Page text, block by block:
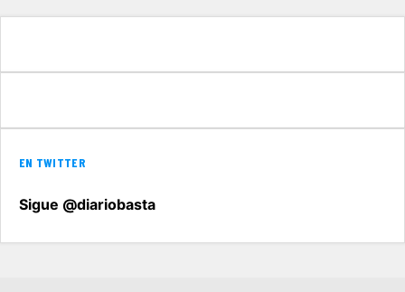
EN TWITTER
Sigue @diariobasta